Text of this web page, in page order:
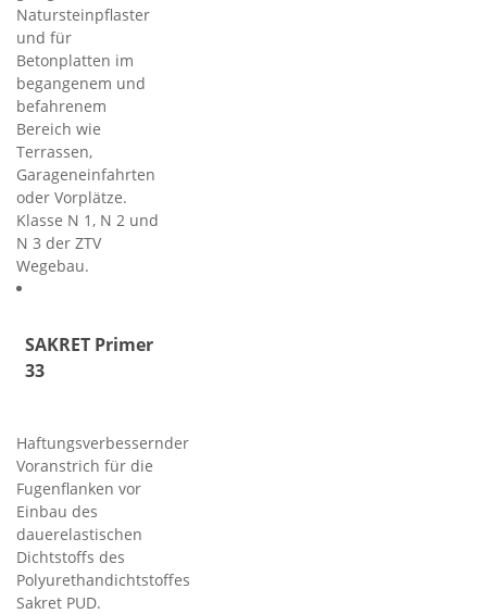
Natursteinpflaster
und für
Betonplatten im
begangenem und
befahrenem
Bereich wie
Terrassen,
Garageneinfahrten
oder Vorplätze.
Klasse N 1, N 2 und
N 3 der ZTV
Wegebau.
SAKRET Primer
33
Haftungsverbessernder
Voranstrich für die
Fugenflanken vor
Einbau des
dauerelastischen
Dichtstoffs des
Polyurethandichtstoffes
Sakret PUD.